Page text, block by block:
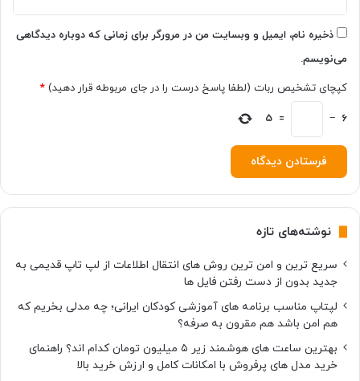
ت
ی
ذخیره نام، ایمیل و وبسایت من در مرورگر برای زمانی که دوباره دیدگاهی
می‌نویسم.
کپچای تشخیص ربات (لطفا پاسخ درست را در جای مربوطه قرار دهید) *
6
−
=
5
نوشته‌های تازه
سریع ترین و امن ترین روش های انتقال اطلاعات از لپ تاپ قدیمی به
جدید بدون از دست رفتن فایل ها
لپتاپ مناسب برنامه های آموزشی کودکان ایرانی؛ چه مدلی بخریم که
هم امن باشد هم مقرون به صرفه؟
بهترین ساعت های هوشمند زیر ۵ میلیون تومان کدام اند؟ راهنمای
خرید مدل های پرفروش با امکانات کامل و ارزش خرید بالا